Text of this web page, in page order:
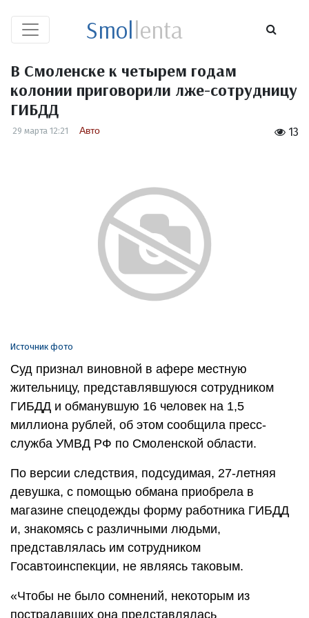
Smollenta
В Смоленске к четырем годам
колонии приговорили лже-сотрудницу
ГИБДД
13
29 марта 12:21 Авто
Источник фото
Суд признал виновной в афере местную
жительницу, представлявшуюся сотрудником
ГИБДД и обманувшую 16 человек на 1,5
миллиона рублей, об этом сообщила пресс-
служба УМВД РФ по Смоленской области.
По версии следствия, подсудимая, 27-летняя
девушка, с помощью обмана приобрела в
магазине спецодежды форму работника ГИБДД
и, знакомясь с различными людьми,
представлялась им сотрудником
Госавтоинспекции, не являясь таковым.
«Чтобы не было сомнений, некоторым из
пострадавших она представлялась